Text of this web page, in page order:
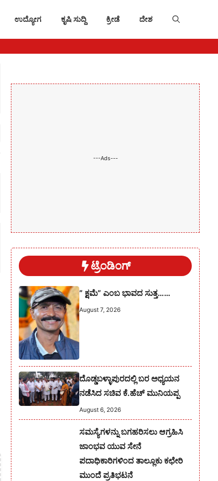
ಉದ್ಯೋಗ ಕೃಷಿ ಸುದ್ದಿ ಕ್ರೀಡೆ ದೇಶ
---Ads---
ಟ್ರೆಂಡಿಂಗ್
” ಕ್ಷಮೆ” ಎಂಬ ಭಾವದ ಸುತ್ತ……
August 7, 2026
ದೊಡ್ಡಬಳ್ಳಾಪುರದಲ್ಲಿ ಬರ ಅಧ್ಯಯನ
ನಡೆಸಿದ ಸಚಿವ ಕೆ.ಹೆಚ್ ಮುನಿಯಪ್ಪ
August 6, 2026
ಸಮಸ್ಯೆಗಳನ್ನು ಬಗಹರಿಸಲು ಆಗ್ರಹಿಸಿ
ಜಾಂಭವ ಯುವ ಸೇನೆ
ಪದಾಧಿಕಾರಿಗಳಿಂದ ತಾಲ್ಲೂಕು ಕಛೇರಿ
ಮುಂದೆ ಪ್ರತಿಭಟನೆ